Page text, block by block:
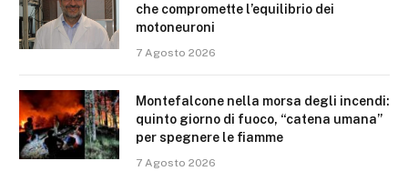
che compromette l’equilibrio dei
motoneuroni
7 Agosto 2026
Montefalcone nella morsa degli incendi:
quinto giorno di fuoco, “catena umana”
per spegnere le fiamme
7 Agosto 2026